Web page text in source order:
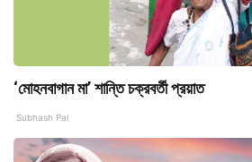
‘মোহনবাগান মা’ শান্তি চক্রবর্তী প্রয়াত
Subhash Pal